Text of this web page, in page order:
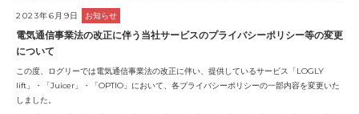
2023年6月9日 お知らせ
電気通信事業法の改正に伴う当社サービスのプライバシーポリシー等の変更
について
この度、ログリーでは電気通信事業法の改正に伴い、提供しているサービス「LOGLY
lift」・「Juicer」・「OPTIO」において、各プライバシーポリシーの一部内容を変更いた
しました。